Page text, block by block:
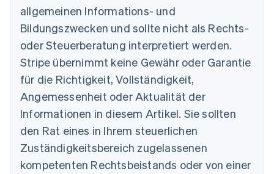
allgemeinen Informations- und
Bildungszwecken und sollte nicht als Rechts-
oder Steuerberatung interpretiert werden.
Stripe übernimmt keine Gewähr oder Garantie
für die Richtigkeit, Vollständigkeit,
Angemessenheit oder Aktualität der
Informationen in diesem Artikel. Sie sollten
den Rat eines in Ihrem steuerlichen
Zuständigkeitsbereich zugelassenen
kompetenten Rechtsbeistands oder von einer
Australien
English
Belgien
Nederlands Français DeutschEnglish
Brasilien
PortuguêsEnglish
English
Dänemark
English
Deutschland
Deutsch English
Estland